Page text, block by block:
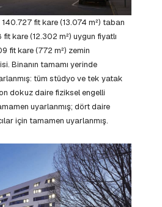
fit kare (13.074 m²) taban
kare (12.302 m²) uygun fiyatlı
fit kare (772 m²) zemin
Binanın tamamı yerinde
tüm stüdyo ve tek yatak
dokuz daire fiziksel engelli
uyarlanmış; dört daire
için tamamen uyarlanmış.